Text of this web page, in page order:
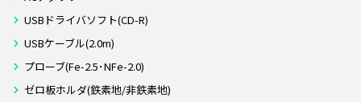
USBドライバソフト(CD-R)
USBケーブル(2.0m)
プローブ(Fe-2.5･NFe-2.0)
ゼロ板ホルダ(鉄素地/非鉄素地)